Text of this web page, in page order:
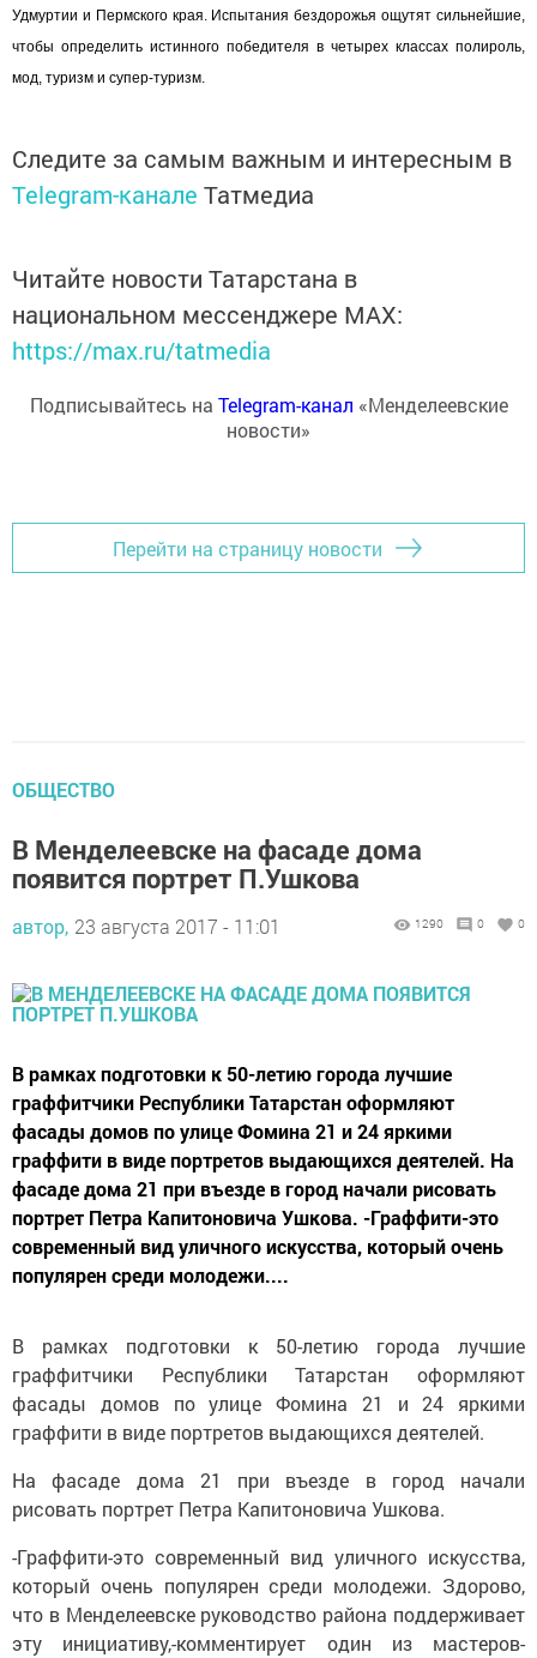
Удмуртии и Пермского края. Испытания бездорожья ощутят сильнейшие,
чтобы определить истинного победителя в четырех классах полироль,
мод, туризм и супер-туризм.
Следите за самым важным и интересным в
Telegram-канале Татмедиа
Читайте новости Татарстана в
национальном мессенджере MАХ:
https://max.ru/tatmedia
Подписывайтесь на Telegram-канал «Менделеевские
новости»
Перейти на страницу новости
ОБЩЕСТВО
В Менделеевске на фасаде дома
появится портрет П.Ушкова
автор, 23 августа 2017 - 11:01 1290 0 0
В рамках подготовки к 50-летию города лучшие
граффитчики Республики Татарстан оформляют
фасады домов по улице Фомина 21 и 24 яркими
граффити в виде портретов выдающихся деятелей. На
фасаде дома 21 при въезде в город начали рисовать
портрет Петра Капитоновича Ушкова. -Граффити-это
современный вид уличного искусства, который очень
популярен среди молодежи....
В рамках подготовки к 50-летию города лучшие
граффитчики Республики Татарстан оформляют
фасады домов по улице Фомина 21 и 24 яркими
граффити в виде портретов выдающихся деятелей.
На фасаде дома 21 при въезде в город начали
рисовать портрет Петра Капитоновича Ушкова.
-Граффити-это современный вид уличного искусства,
который очень популярен среди молодежи. Здорово,
что в Менделеевске руководство района поддерживает
эту инициативу,-комментирует один из мастеров-